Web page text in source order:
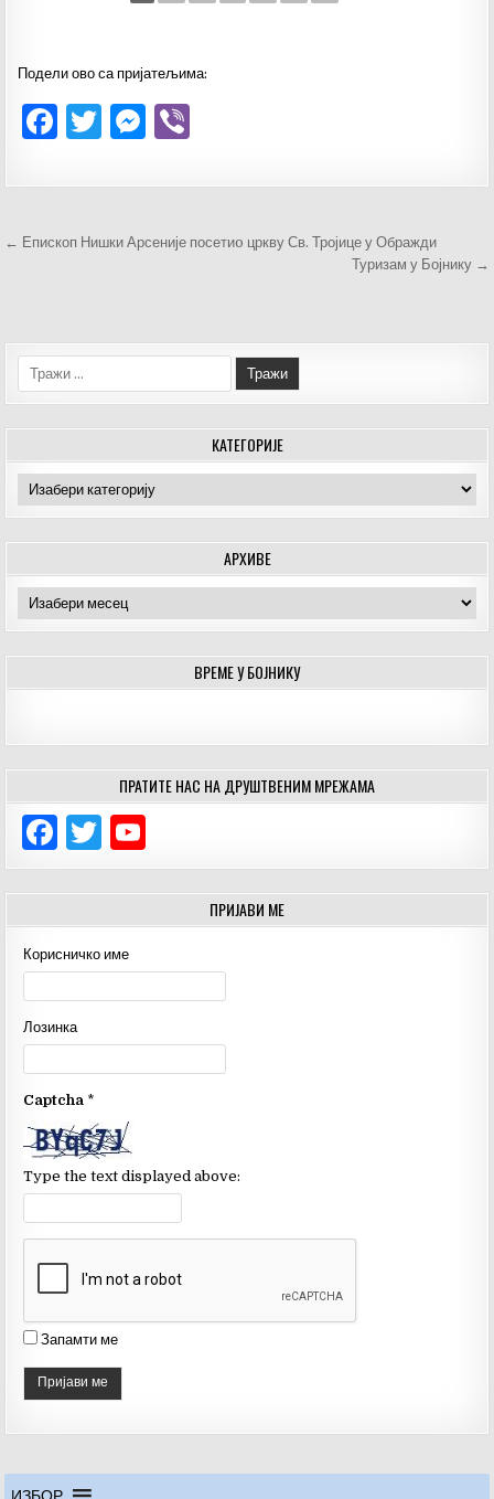
Подели ово са пријатељима:
F
c
o
k
T
it
te
M
se er
Кретање
← Епископ Нишки Арсеније посетиo цркву Св. Тројице у Ображди
Туризам у Бојнику →
Тражи:
КАТЕГОРИЈЕ
Категорије
АРХИВЕ
Архиве
ВРЕМЕ У БОЈНИКУ
ПРАТИТЕ НАС НА ДРУШТВЕНИМ МРЕЖАМА
F
a
c
e
b
o
o
k
T
w
it
te
r
o
u
T
u
b
e
C
n
n
ПРИЈАВИ МЕ
Корисничко име
Лозинка
Captcha *
Type the text displayed above:
Запамти ме
ИЗБОР